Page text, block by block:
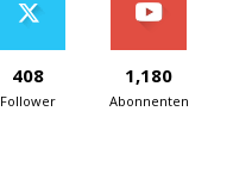
408
Follower
1,180
Abonnenten